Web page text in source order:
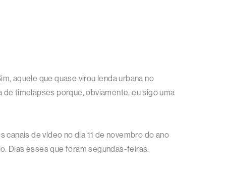
aquele que quase virou lenda urbana no
de timelapses porque, obviamente, eu sigo uma
de vídeo no dia 11 de novembro do ano
Dias esses que foram segundas-feiras.